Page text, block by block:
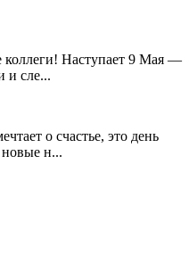
коллеги! Наступает 9 Мая —
и сле...
о счастье, это день
н...